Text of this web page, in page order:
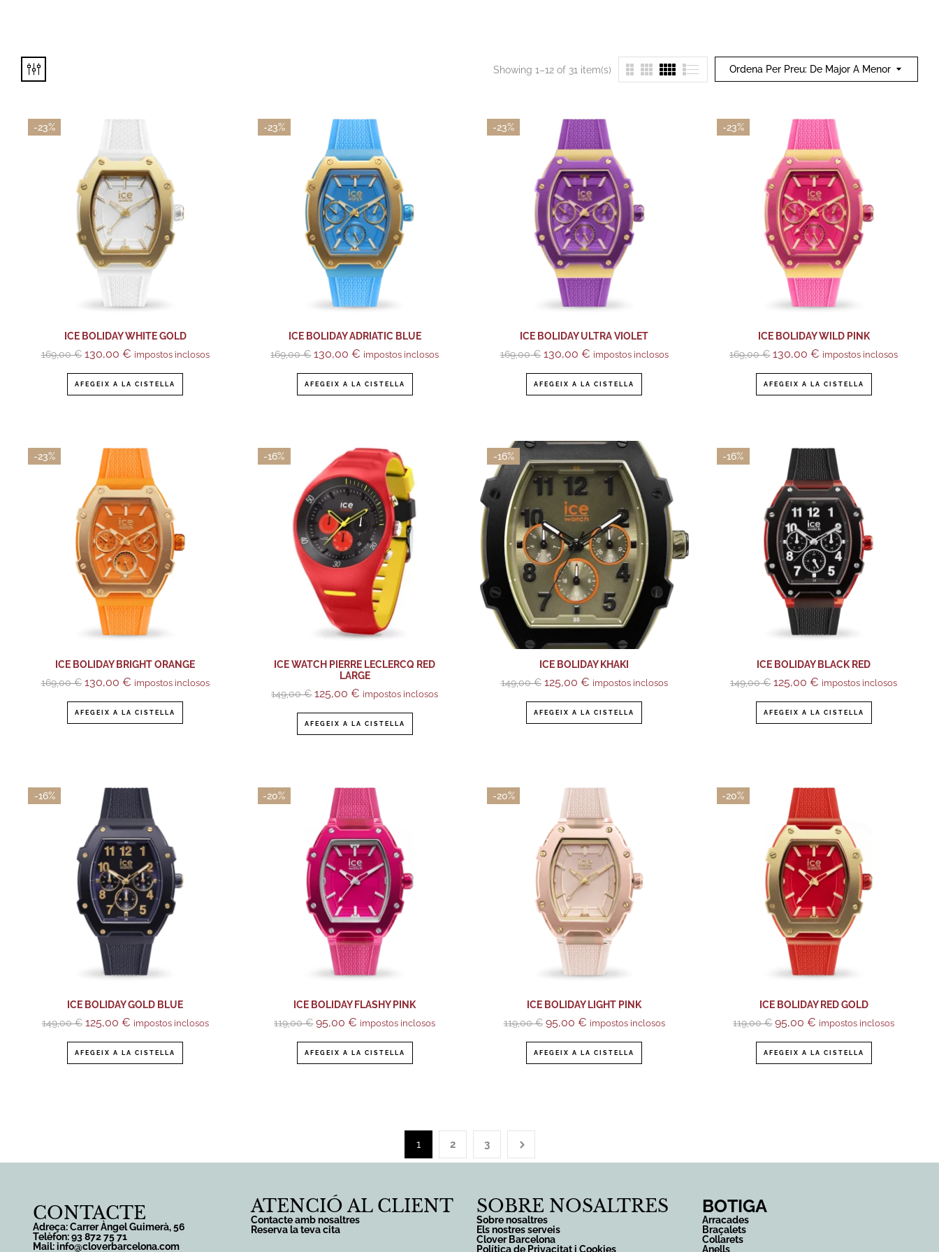
Ordena Per Preu: De Major A Menor
Showing 1–12 of 31 item(s)
-23%
ICE BOLIDAY WHITE GOLD
169,00€ 130,00 € impostos inclosos
AFEGEIX A LA CISTELLA
-23%
ICE BOLIDAY ADRIATIC BLUE
169,00€ 130,00€ impostos inclosos
AFEGEIX A LA CISTELLA
-23%
ICE BOLIDAY ULTRA VIOLET
169,00€ 130,00 € impostos inclosos
AFEGEIX A LA CISTELLA
-23%
ICE BOLIDAY WILD PINK
169,00€ 130,00€ impostos inclosos
AFEGEIX A LA CISTELLA
-23%
ICE BOLIDAY BRIGHT ORANGE
169,00€ 130,00 € impostos inclosos
AFEGEIX A LA CISTELLA
-16%
ICE WATCH PIERRE LECLERCQ RED
LARGE
149,00€ 125,00€ impostos inclosos
AFEGEIX A LA CISTELLA
-16%
ICE BOLIDAY KHAKI
149,00€ 125,00 € impostos inclosos
AFEGEIX A LA CISTELLA
-16%
ICE BOLIDAY BLACK RED
149,00€ 125,00€ impostos inclosos
AFEGEIX A LA CISTELLA
-16%
ICE BOLIDAY GOLD BLUE
149,00€ 125,00 € impostos inclosos
AFEGEIX A LA CISTELLA
-20%
ICE BOLIDAY FLASHY PINK
119,00€ 95,00€ impostos inclosos
AFEGEIX A LA CISTELLA
-20%
ICE BOLIDAY LIGHT PINK
119,00€ 95,00 € impostos inclosos
AFEGEIX A LA CISTELLA
-20%
ICE BOLIDAY RED GOLD
119,00€ 95,00€ impostos inclosos
AFEGEIX A LA CISTELLA
1 2 3
CONTACTE
Adreça: Carrer Àngel Guimerà, 56
Telèfon: 93 872 75 71
Mail: info@cloverbarcelona.com
ATENCIÓ AL CLIENT
Contacte amb nosaltres
Reserva la teva cita
SOBRE NOSALTRES
Sobre nosaltres
Els nostres serveis
Clover Barcelona
Política de Privacitat i Cookies
BOTIGA
Arracades
Braçalets
Collarets
Anells